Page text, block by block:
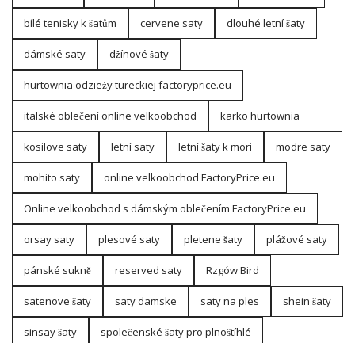
bílé tenisky k šatům cervene saty dlouhé letní šaty
dámské saty džínové šaty
hurtownia odzieży tureckiej factoryprice.eu
italské oblečení online velkoobchod karko hurtownia
kosilove saty letní saty letní šaty k mori modre saty
mohito saty online velkoobchod FactoryPrice.eu
Online velkoobchod s dámským oblečením FactoryPrice.eu
orsay saty plesové saty pletene šaty plážové saty
pánské sukně reserved saty Rzgów Bird
satenove šaty saty damske saty na ples shein šaty
sinsay šaty společenské šaty pro plnoštíhlé